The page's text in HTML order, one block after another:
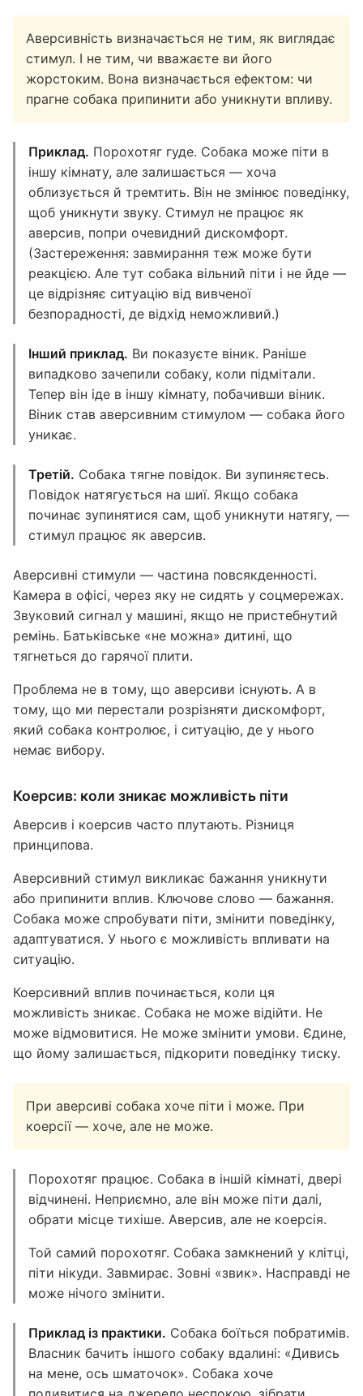
Аверсивність визначається не тим, як виглядає
стимул. І не тим, чи вважаєте ви його
жорстоким. Вона визначається ефектом: чи
прагне собака припинити або уникнути впливу.
Приклад. Порохотяг гуде. Собака може піти в
іншу кімнату, але залишається — хоча
облизується й тремтить. Він не змінює поведінку,
щоб уникнути звуку. Стимул не працює як
аверсив, попри очевидний дискомфорт.
(Застереження: завмирання теж може бути
реакцією. Але тут собака вільний піти і не йде —
це відрізняє ситуацію від вивченої
безпорадності, де відхід неможливий.)
Інший приклад. Ви показуєте віник. Раніше
випадково зачепили собаку, коли підмітали.
Тепер він іде в іншу кімнату, побачивши віник.
Віник став аверсивним стимулом — собака його
уникає.
Третій. Собака тягне повідок. Ви зупиняєтесь.
Повідок натягується на шиї. Якщо собака
починає зупинятися сам, щоб уникнути натягу, —
стимул працює як аверсив.
Аверсивні стимули — частина повсякденності.
Камера в офісі, через яку не сидять у соцмережах.
Звуковий сигнал у машині, якщо не пристебнутий
ремінь. Батьківське «не можна» дитині, що
тягнеться до гарячої плити.
Проблема не в тому, що аверсиви існують. А в
тому, що ми перестали розрізняти дискомфорт,
який собака контролює, і ситуацію, де у нього
немає вибору.
Коерсив: коли зникає можливість піти
Аверсив і коерсив часто плутають. Різниця
принципова.
Аверсивний стимул викликає бажання уникнути
або припинити вплив. Ключове слово — бажання.
Собака може спробувати піти, змінити поведінку,
адаптуватися. У нього є можливість впливати на
ситуацію.
Коерсивний вплив починається, коли ця
можливість зникає. Собака не може відійти. Не
може відмовитися. Не може змінити умови. Єдине,
що йому залишається, підкорити поведінку тиску.
При аверсиві собака хоче піти і може. При
коерсії — хоче, але не може.
Порохотяг працює. Собака в іншій кімнаті, двері
відчинені. Неприємно, але він може піти далі,
обрати місце тихіше. Аверсив, але не коерсія.
Той самий порохотяг. Собака замкнений у клітці,
піти нікуди. Завмирає. Зовні «звик». Насправді не
може нічого змінити.
Приклад із практики. Собака боїться побратимів.
Власник бачить іншого собаку вдалині: «Дивись
на мене, ось шматочок». Собака хоче